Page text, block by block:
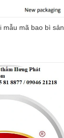
mẫu mã bao bì sản